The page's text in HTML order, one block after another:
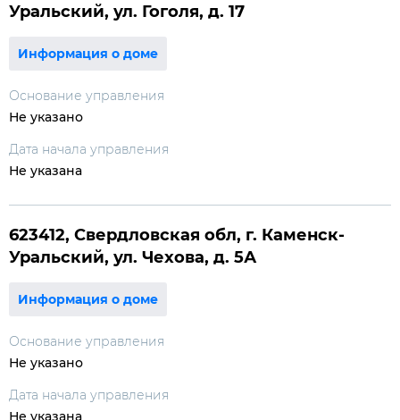
Уральский, ул. Гоголя, д. 17
Информация о доме
Основание управления
Не указано
Дата начала управления
Не указана
623412, Свердловская обл, г. Каменск-
Уральский, ул. Чехова, д. 5А
Информация о доме
Основание управления
Не указано
Дата начала управления
Не указана